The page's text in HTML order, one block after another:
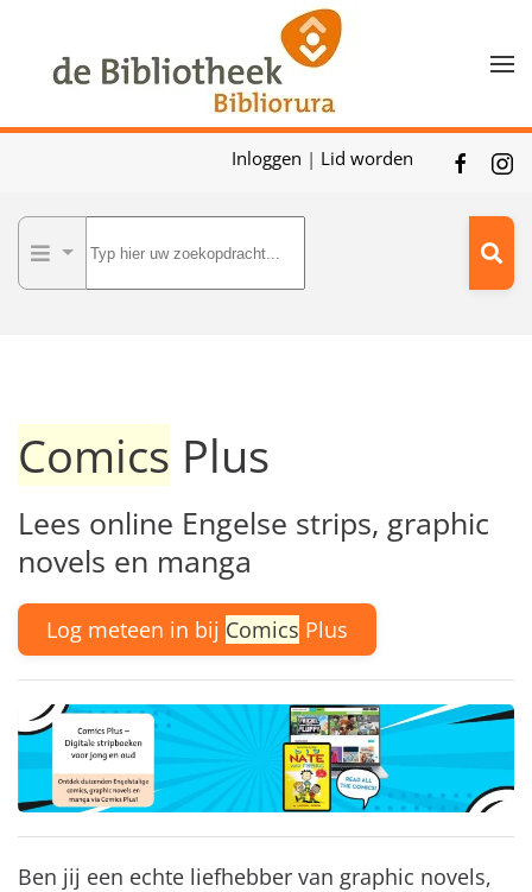
Skip to main content
Inloggen | Lid worden
Comics Plus
Lees online Engelse strips, graphic
novels en manga
Log meteen in bij Comics Plus
Ben jij een echte liefhebber van graphic novels,